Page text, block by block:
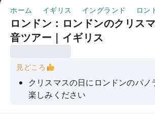
ホーム イギリス イングランド ロン
ロンドン：ロンドンのクリス
音ツアー｜イギリス
見どころ
クリスマスの日にロンドンのパノ
楽しみください
ウェストミンスター寺院でのクリ